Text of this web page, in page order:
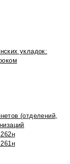
укладок:
(отделений,